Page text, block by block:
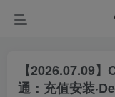
【2026.07.09
通：充值安装